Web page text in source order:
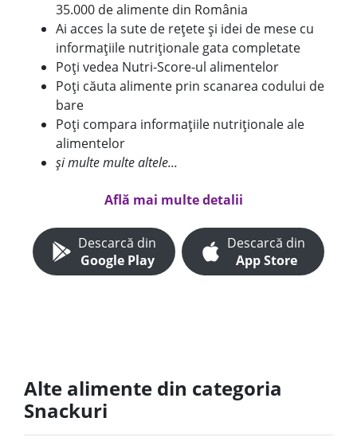
35.000 de alimente din România
Ai acces la sute de rețete și idei de mese cu
informațiile nutriționale gata completate
Poți vedea Nutri-Score-ul alimentelor
Poți căuta alimente prin scanarea codului de
bare
Poți compara informațiile nutriționale ale
alimentelor
și multe multe altele...
Află mai multe detalii
Descarcă din
Google Play
Descarcă din
App Store
Alte alimente din categoria
Snackuri